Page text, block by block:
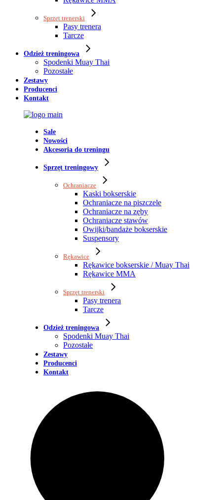
Sprzęt trenerski
Pasy trenera
Tarcze
Odzież treningowa
Spodenki Muay Thai
Pozostałe
Zestawy
Producenci
Kontakt
Sale
Nowości
Akcesoria do treningu
Sprzęt treningowy
Ochraniacze
Kaski bokserskie
Ochraniacze na piszczele
Ochraniacze na zęby
Ochraniacze stawów
Owijki/bandaże bokserskie
Suspensory
Rękawice
Rękawice bokserskie / Muay Thai
Rękawice MMA
Sprzęt trenerski
Pasy trenera
Tarcze
Odzież treningowa
Spodenki Muay Thai
Pozostałe
Zestawy
Producenci
Kontakt